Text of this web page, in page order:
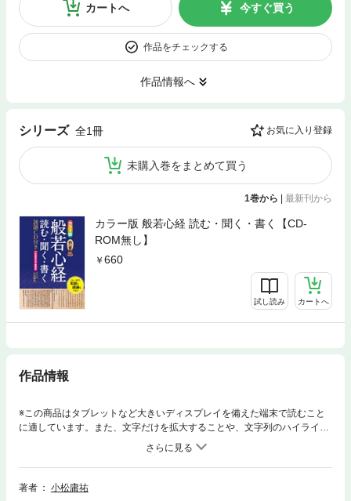
カートへ 今すぐ買う
作品をチェックする
作品情報へ
シリーズ 全1冊 お気に入り登録
未購入巻をまとめて買う
1巻から 最新刊から
カラー版 般若心経 読む・聞く・書く【CD-
ROM無し】
660
試し読み カートへ
作品情報
※この商品はタブレットなど大きいディスプレイを備えた端末で読むこと
に適しています。また、文字だけを拡大することや、文字列のハイライ
ト、検索、辞書の参照、引用などの機能が使用できません。「般若心経」
はいつの世にも祈りの経典として親しまれています。本書には、著者読誦
による「般若心経」、読誦練習用「般若心経」、唱和による「般若心経」
収録のＣＤが付いていますので、初心者の方でも繰り返し練習できます。
著者
小松庸祐